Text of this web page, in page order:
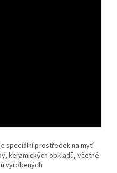
je speciální prostředek na mytí
keramických obkladů, včetně
vyrobených.